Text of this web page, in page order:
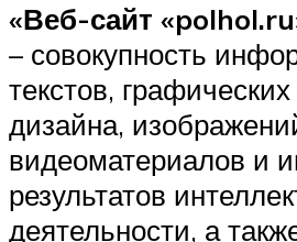
«Веб-сайт
– совокупность
текстов,
дизайна,
видеоматериалов и
результатов
деятельности, а